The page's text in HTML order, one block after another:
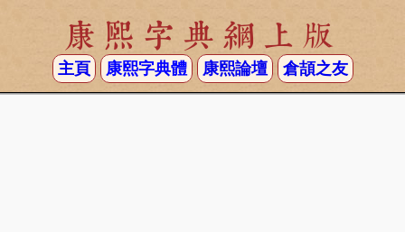
康熙字典網上版
主頁 康熙字典體 康熙論壇 倉頡之友